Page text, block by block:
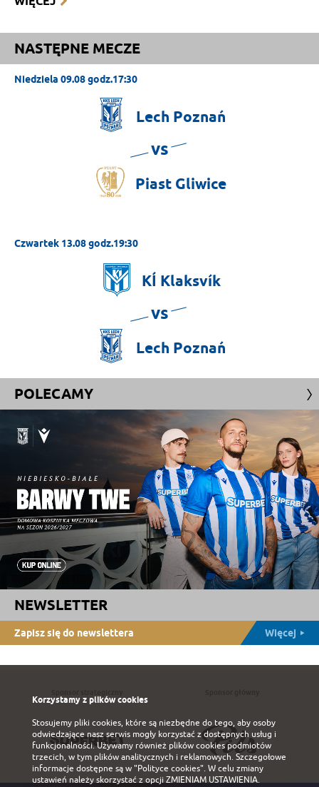
NASTĘPNE MECZE
Niedziela 09.08 godz.17:30
Lech Poznań
vs
Piast Gliwice
Czwartek 13.08 godz.19:30
KÍ Klaksvík
vs
Lech Poznań
POLECAMY
NEWSLETTER
Zapisz się do newslettera Więcej
Korzystamy z plików cookies
Stosujemy pliki cookies, które są niezbędne do tego, aby osoby
odwiedzające nasz serwis mogły korzystać z dostępnych usług i
funkcjonalności. Używamy również plików cookies podmiotów
trzecich, w tym plików analitycznych i reklamowych. Szczegołowe
informacje dostępne są w"Polityce cookies". W celu zmiany
ustawień należy skorzystać z opcji ZMIENIAM USTAWIENIA.